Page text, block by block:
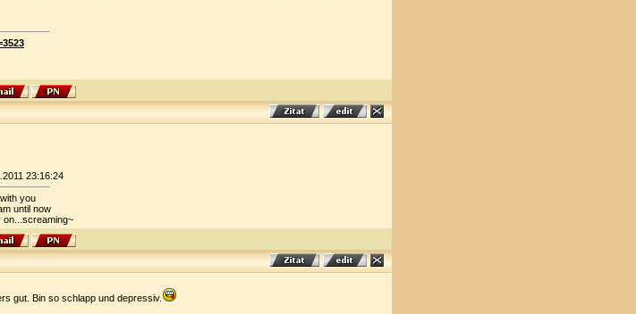
23:16:24
you
until now
on...screaming~
gut. Bin so schlapp und depressiv.